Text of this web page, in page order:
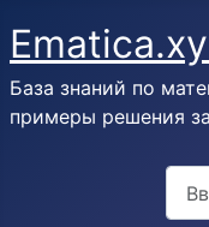
База знаний по
примеры решения